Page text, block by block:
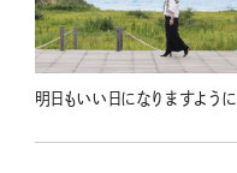
明日もいい日になりますように